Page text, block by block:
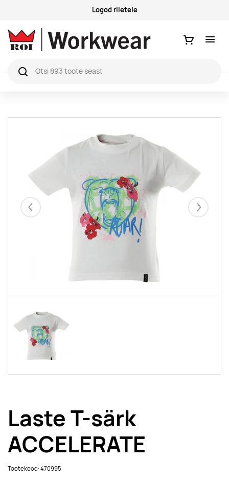
Logod riietele
Ostukorv
Eelmised
Laste T-särk
ACCELERATE
Tootekood: 470995